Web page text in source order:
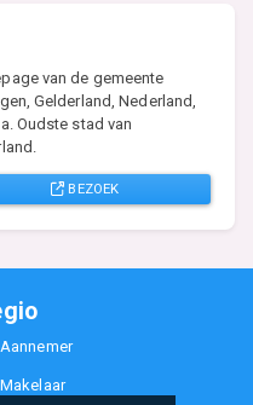
van de gemeente
Gelderland, Nederland,
Oudste stad van
BEZOEK
Aannemer
Makelaar